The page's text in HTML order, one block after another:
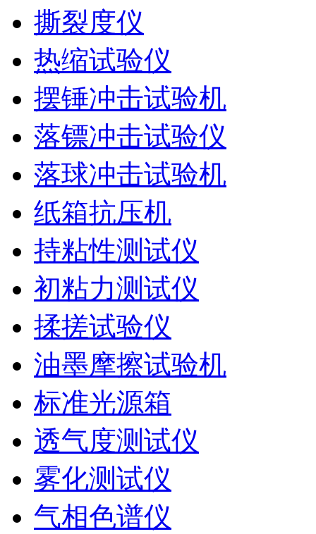
撕裂度仪
热缩试验仪
摆锤冲击试验机
落镖冲击试验仪
落球冲击试验机
纸箱抗压机
持粘性测试仪
初粘力测试仪
揉搓试验仪
油墨摩擦试验机
标准光源箱
透气度测试仪
雾化测试仪
气相色谱仪